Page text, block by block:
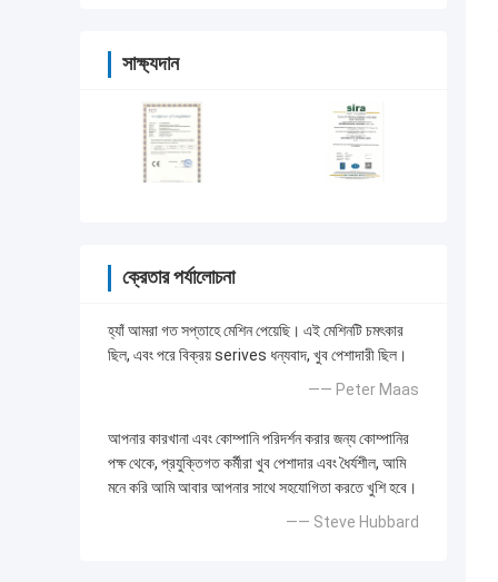
সাক্ষ্যদান
ক্রেতার পর্যালোচনা
হ্যাঁ আমরা গত সপ্তাহে মেশিন পেয়েছি। এই মেশিনটি চমৎকার
ছিল, এবং পরে বিক্রয় serives ধন্যবাদ, খুব পেশাদারী ছিল।
—— Peter Maas
আপনার কারখানা এবং কোম্পানি পরিদর্শন করার জন্য কোম্পানির
পক্ষ থেকে, প্রযুক্তিগত কর্মীরা খুব পেশাদার এবং ধৈর্যশীল, আমি
মনে করি আমি আবার আপনার সাথে সহযোগিতা করতে খুশি হবে।
—— Steve Hubbard